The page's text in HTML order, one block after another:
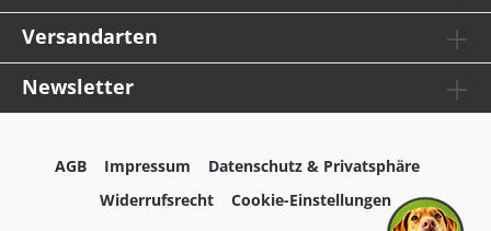
Versandarten
Newsletter
AGB Impressum
Datenschutz & Privatsphäre
Widerrufsrecht
Cookie-Einstellungen